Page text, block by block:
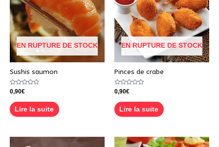
EN RUPTURE DE STOCK
Sushis saumon
Note
0
sur
5
0,90€
Lire la suite
EN RUPTURE DE STOCK
Pinces de crabe
Note
0
sur
5
0,90€
Lire la suite